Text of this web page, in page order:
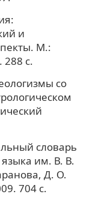
и
М.:
288 с.
со
словарь
языка им. В. В.
Д. О.
704 с.